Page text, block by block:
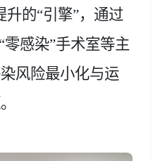
升的“引擎”，通过
零感染”手术室等主
风险最小化与运